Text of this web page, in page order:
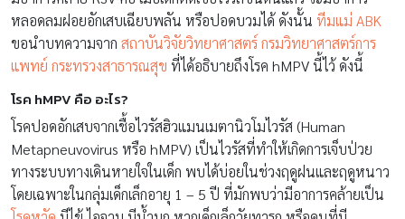
หลอดลมฝอยอักเสบเฉียบพลัน หรือปอดบวมได้ ดังนั้น ทีมแม่ ABK
ขอนำบทความจาก สถาบันวิจัยวิทยาศาสตร์ กรมวิทยาศาสตร์การ
แพทย์ กระทรวงสาธารณสุข ที่ได้อธิบายถึงโรค hMPV นี้ไว้ ดังนี้
โรค hMPV คือ อะไร?
โรคปอดอักเสบจากเชื้อไวรัสฮิวแมนเมตานิวโมไวรัส (Human
Metapneuvovirus หรือ hMPV) เป็นไวรัสที่ทำให้เกิดการเจ็บป่วย
ทางระบบทางเดินหายใจในเด็ก พบได้บ่อยในช่วงฤดูฝนและฤดูหนาว
โดยเฉพาะในกลุ่มเด็กเล็กอายุ 1 – 5 ปี ที่มักพบว่ามีอาการคล้ายเป็น